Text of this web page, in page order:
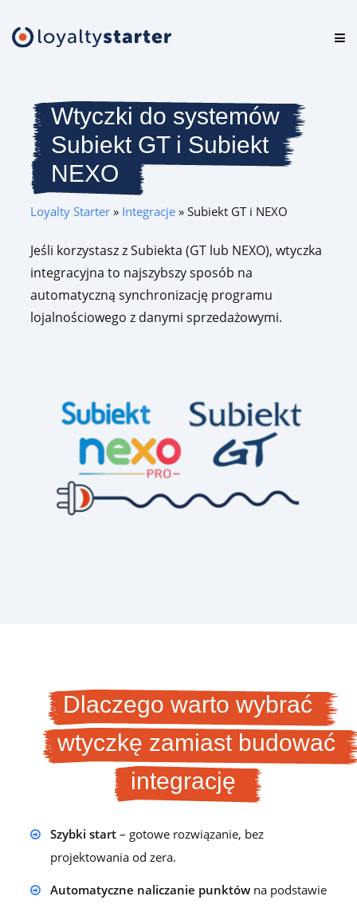
Oferta
Cennik
Zasoby
Logowanie
Testuj za darmo
Wtyczki do systemów
Subiekt GT i Subiekt
NEXO
Loyalty Starter» Integracje» Subiekt GT i NEXO
Jeśli korzystasz z Subiekta (GT lub NEXO), wtyczka
integracyjna to najszybszy sposób na
automatyczną synchronizację programu
lojalnościowego z danymi sprzedażowymi.
Dlaczego warto wybrać
wtyczkę zamiast budować
integrację
Szybki start– gotowe rozwiązanie, bez
projektowania od zera.
Automatyczne naliczanie punktówna podstawie